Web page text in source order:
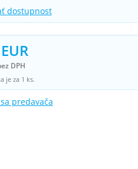
dostupnost
DPH
je za 1 ks.
predavača